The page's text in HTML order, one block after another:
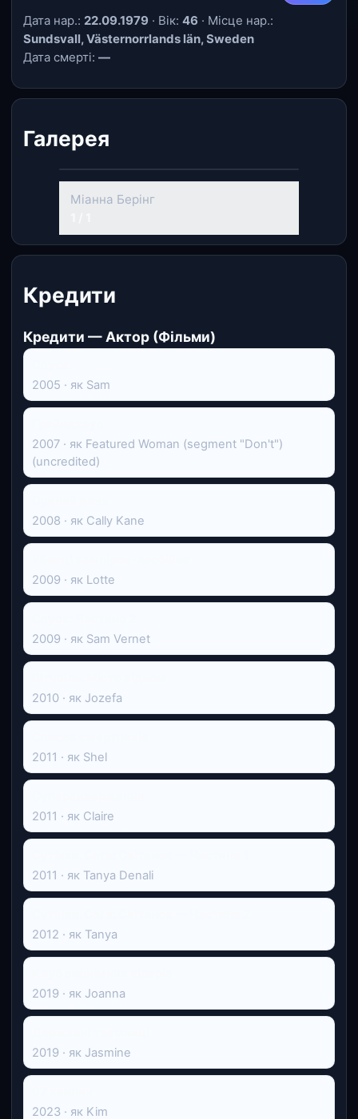
Дата нар.: 22.09.1979 · Вік: 46 · Місце нар.:
Sundsvall, Västernorrlands län, Sweden
Дата смерті: —
Галерея
Міанна Берінг
Кредити
Кредити — Актор (Фільми)
2005 · як Sam
2007 · як Featured Woman (segment "Don't")
(uncredited)
2008 · як Cally Kane
2009 · як Lotte
2009 · як Sam Vernet
2010 · як Jozefa
2011 · як Shel
2011 · як Claire
2011 · як Tanya Denali
2012 · як Tanya
2019 · як Joanna
2019 · як Jasmine
2023 · як Kim